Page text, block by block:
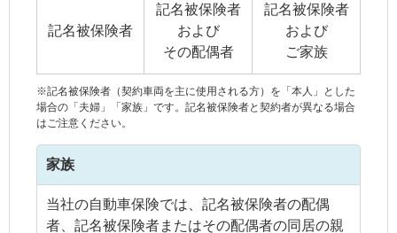
記名被保険者
記名被保険者
および
その配偶者
記名被保険者
および
ご家族
※記名被保険者 （契約車両を主に使用される方）を「本人」とした
場合の「夫婦」「家族 」です。 記名被保険者と契約者が異なる場合
はご注意ください。
家族
当社の自動車保険では、記名被保険者の配偶
者、記名被保険者またはその配偶者の同居の親